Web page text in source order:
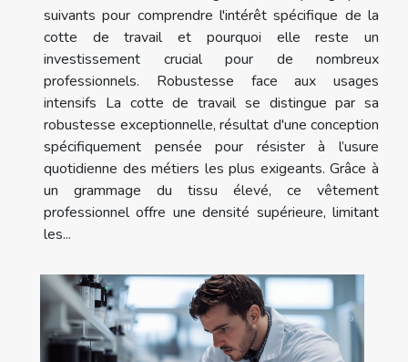
suivants pour comprendre l'intérêt spécifique de la
cotte de travail et pourquoi elle reste un
investissement crucial pour de nombreux
professionnels. Robustesse face aux usages
intensifs La cotte de travail se distingue par sa
robustesse exceptionnelle, résultat d'une conception
spécifiquement pensée pour résister à l’usure
quotidienne des métiers les plus exigeants. Grâce à
un grammage du tissu élevé, ce vêtement
professionnel offre une densité supérieure, limitant
les...